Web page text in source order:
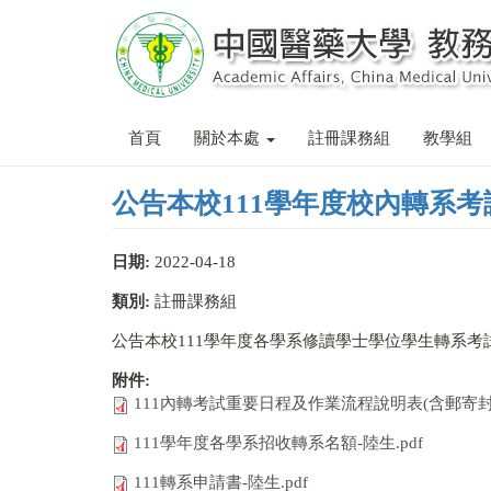
首頁
關於本處 註冊課務組 教學組
公告本校111學年度校內轉系
日期: 2022-04-18
類別: 註冊課務組
公告本校111學年度各學系修讀學士學位學生轉系
附件:
111內轉考試重要日程及作業流程說明表(含郵寄
111學年度各學系招收轉系名額-陸生.pdf
111轉系申請書-陸生.pdf